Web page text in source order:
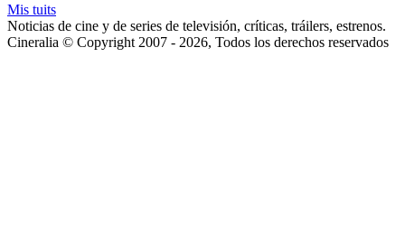
Mis tuits
Noticias de cine y de series de televisión, críticas, tráilers, estrenos.
Cineralia © Copyright 2007 - 2026, Todos los derechos reservados